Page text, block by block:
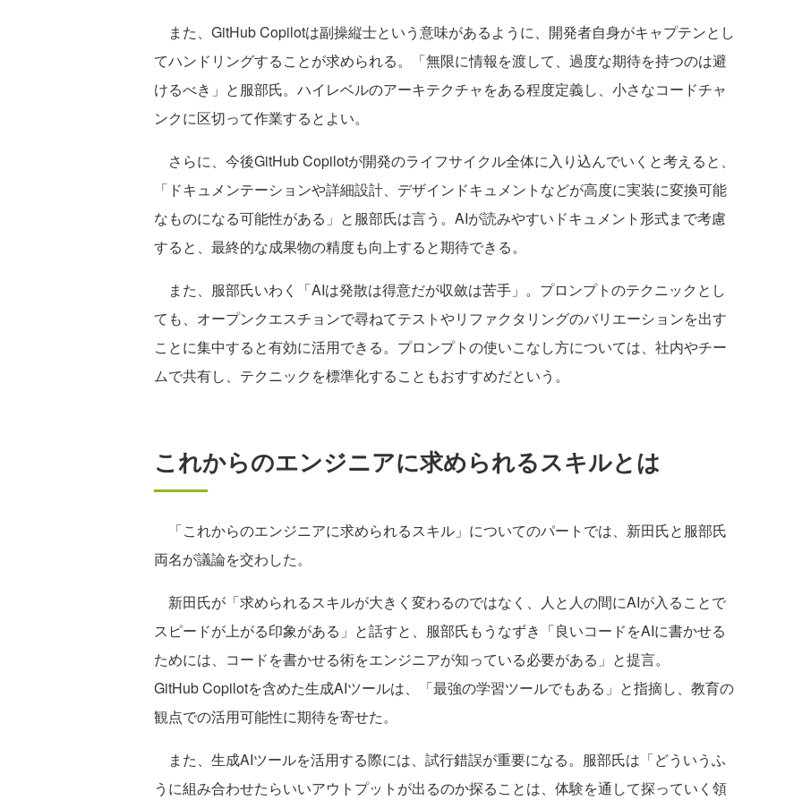
また、GitHub Copilotは副操縦士という意味があるように、開発者自身がキャプテンとし
てハンドリングすることが求められる。「無限に情報を渡して、過度な期待を持つのは避
けるべき」と服部氏。ハイレベルのアーキテクチャをある程度定義し、小さなコードチャ
ンクに区切って作業するとよい。
さらに、今後GitHub Copilotが開発のライフサイクル全体に入り込んでいくと考えると、
「ドキュメンテーションや詳細設計、デザインドキュメントなどが高度に実装に変換可能
なものになる可能性がある」と服部氏は言う。AIが読みやすいドキュメント形式まで考慮
すると、最終的な成果物の精度も向上すると期待できる。
また、服部氏いわく「AIは発散は得意だが収斂は苦手」。プロンプトのテクニックとし
ても、オープンクエスチョンで尋ねてテストやリファクタリングのバリエーションを出す
ことに集中すると有効に活用できる。プロンプトの使いこなし方については、社内やチー
ムで共有し、テクニックを標準化することもおすすめだという。
これからのエンジニアに求められるスキルとは
「これからのエンジニアに求められるスキル」についてのパートでは、新田氏と服部氏
両名が議論を交わした。
新田氏が「求められるスキルが大きく変わるのではなく、人と人の間にAIが入ることで
スピードが上がる印象がある」と話すと、服部氏もうなずき「良いコードをAIに書かせる
ためには、コードを書かせる術をエンジニアが知っている必要がある」と提言。
GitHub Copilotを含めた生成AIツールは、「最強の学習ツールでもある」と指摘し、教育の
観点での活用可能性に期待を寄せた。
また、生成AIツールを活用する際には、試行錯誤が重要になる。服部氏は「どういうふ
うに組み合わせたらいいアウトプットが出るのか探ることは、体験を通して探っていく領